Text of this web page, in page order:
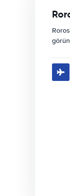
görün